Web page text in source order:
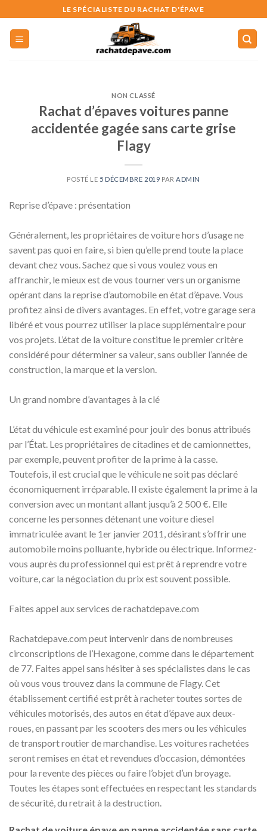
to
content
LE SPÉCIALISTE DU RACHAT D'ÉPAVE
NON CLASSÉ
Rachat d’épaves voitures panne
accidentée gagée sans carte grise
Flagy
POSTÉ LE 5 DÉCEMBRE 2019 PAR ADMIN
Reprise d’épave : présentation
Généralement, les propriétaires de voiture hors d’usage ne
savent pas quoi en faire, si bien qu’elle prend toute la place
devant chez vous. Sachez que si vous voulez vous en
affranchir, le mieux est de vous tourner vers un organisme
opérant dans la reprise d’automobile en état d’épave. Vous
profitez ainsi de divers avantages. En effet, votre garage sera
libéré et vous pourrez utiliser la place supplémentaire pour
vos projets. L’état de la voiture constitue le premier critère
considéré pour déterminer sa valeur, sans oublier l’année de
construction, la marque et la version.
Un grand nombre d’avantages à la clé
L’état du véhicule est examiné pour jouir des bonus attribués
par l’État. Les propriétaires de citadines et de camionnettes,
par exemple, peuvent profiter de la prime à la casse.
Toutefois, il est crucial que le véhicule ne soit pas déclaré
économiquement irréparable. Il existe également la prime à la
conversion avec un montant allant jusqu’à 2 500 €. Elle
concerne les personnes détenant une voiture diesel
immatriculée avant le 1er janvier 2011, désirant s’offrir une
automobile moins polluante, hybride ou électrique. Informez-
vous auprès du professionnel qui est prêt à reprendre votre
voiture, car la négociation du prix est souvent possible.
Faites appel aux services de rachatdepave.com
Rachatdepave.com peut intervenir dans de nombreuses
circonscriptions de l’Hexagone, comme dans le département
de 77. Faites appel sans hésiter à ses spécialistes dans le cas
où vous vous trouvez dans la commune de Flagy. Cet
établissement certifié est prêt à racheter toutes sortes de
véhicules motorisés, des autos en état d’épave aux deux-
roues, en passant par les scooters des mers ou les véhicules
de transport routier de marchandise. Les voitures rachetées
seront remises en état et revendues d’occasion, démontées
pour la revente des pièces ou faire l’objet d’un broyage.
Toutes les étapes sont effectuées en respectant les standards
de sécurité, du retrait à la destruction.